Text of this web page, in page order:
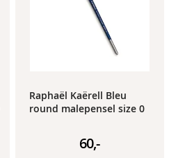
Raphaël Kaërell Bleu
round malepensel size 0
60,-